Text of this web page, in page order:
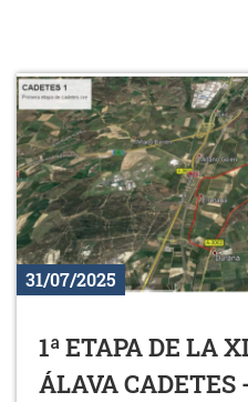
31/07/2025
1ª ETAPA DE LA
ÁLAVA CADETES